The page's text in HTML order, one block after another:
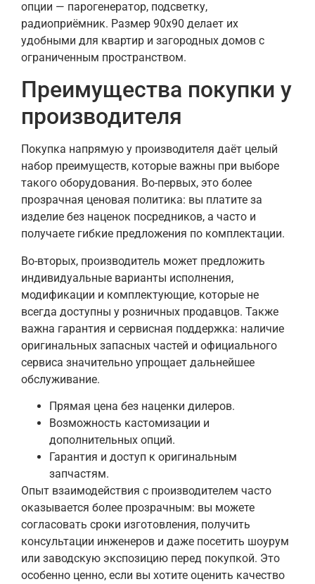
опции — парогенератор, подсветку,
радиоприёмник. Размер 90х90 делает их
удобными для квартир и загородных домов с
ограниченным пространством.
Преимущества покупки у
производителя
Покупка напрямую у производителя даёт целый
набор преимуществ, которые важны при выборе
такого оборудования. Во-первых, это более
прозрачная ценовая политика: вы платите за
изделие без наценок посредников, а часто и
получаете гибкие предложения по комплектации.
Во-вторых, производитель может предложить
индивидуальные варианты исполнения,
модификации и комплектующие, которые не
всегда доступны у розничных продавцов. Также
важна гарантия и сервисная поддержка: наличие
оригинальных запасных частей и официального
сервиса значительно упрощает дальнейшее
обслуживание.
Прямая цена без наценки дилеров.
Возможность кастомизации и
дополнительных опций.
Гарантия и доступ к оригинальным
запчастям.
Опыт взаимодействия с производителем часто
оказывается более прозрачным: вы можете
согласовать сроки изготовления, получить
консультации инженеров и даже посетить шоурум
или заводскую экспозицию перед покупкой. Это
особенно ценно, если вы хотите оценить качество